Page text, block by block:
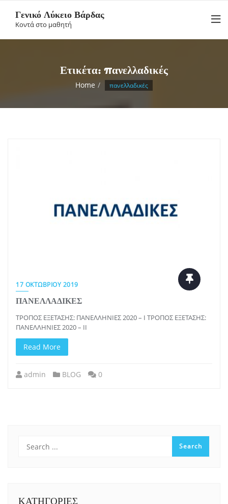
content
Γενικό Λύκειο Βάρδας
Κοντά στο μαθητή
Ετικέτα: πανελλαδικές
Home πανελλαδικές
17 ΟΚΤΩΒΡΊΟΥ 2019
ΠΑΝΕΛΛΑΔΙΚΕΣ
ΤΡΟΠΟΣ ΕΞΕΤΑΣΗΣ: ΠΑΝΕΛΛΗΝΙΕΣ 2020 – I ΤΡΟΠΟΣ ΕΞΕΤΑΣΗΣ:
ΠΑΝΕΛΛΗΝΙΕΣ 2020 – II
Read More
admin BLOG 0
ΚΑΤΗΓΟΡΙΕΣ